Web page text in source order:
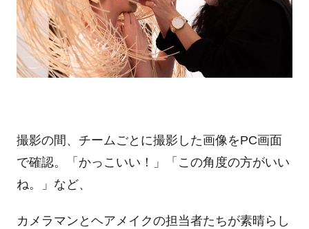
撮影の間、チームごとに撮影した画像をPC画面
で確認。「かっこいい！」「この角度の方がいい
ね。」など、
カメラマンとヘアメイクの担当者たちが素晴らし